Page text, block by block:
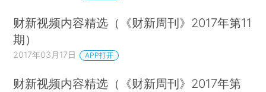
财新视频内容精选（《财新周刊》2017年第11
期）
2017年03月17日 APP打开
财新视频内容精选（《财新周刊》2017年第